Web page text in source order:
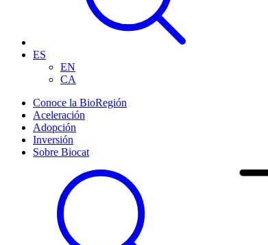
ES
EN
CA
Conoce la BioRegión
Aceleración
Adopción
Inversión
Sobre Biocat